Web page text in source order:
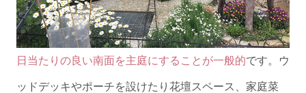
日当たりの良い南面を主庭にすることが一般的です。ウ
ッドデッキやポーチを設けたり花壇スペース、家庭菜